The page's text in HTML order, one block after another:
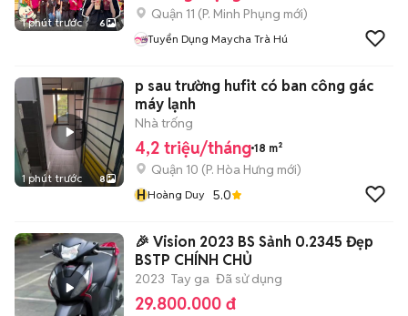
1 phút trước 6
Quận 11 (P. Minh Phụng mới)
Tuyển Dụng Maycha Trà Hú
1 phút trước 8
p sau trường hufit có ban công gác
máy lạnh
Nhà trống
4,2 triệu/tháng 18 m²
Quận 10 (P. Hòa Hưng mới)
HHoàng Duy 5.0
🎉 Vision 2023 BS Sảnh 0.2345 Đẹp
BSTP CHÍNH CHỦ
2023 Tay ga Đã sử dụng
29.800.000 đ